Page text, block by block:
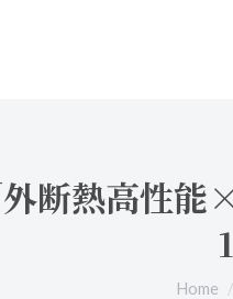
断熱高性能
You
Home